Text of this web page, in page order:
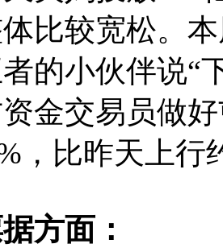
比较宽松。
的小伙伴说“
金交易员做
，比昨天上行
面：